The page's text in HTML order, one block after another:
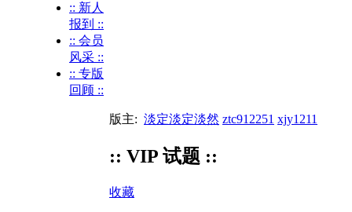
:: 新人
报到 ::
:: 会员
风采 ::
:: 专版
回顾 ::
版主: 淡定淡定淡然 ztc912251 xjy1211
:: VIP 试题 ::
收藏